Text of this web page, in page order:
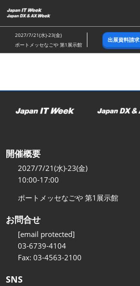
キ
ッ
し
む
2027/7/21(水)-23(金)
ポートメッセなごや 第1展示館
出展資料請求
開催概要
2027/7/21(水)-23(金)
10:00-17:00
ポートメッセなごや 第1展示館
お問合せ
[email protected]
03-6739-4104
Fax: 03-4563-2100
SNS